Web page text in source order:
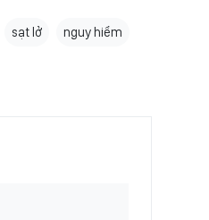
sạt lở nguy hiểm